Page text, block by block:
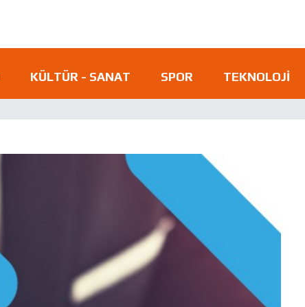
KÜLTÜR - SANAT SPOR TEKNOLOJI